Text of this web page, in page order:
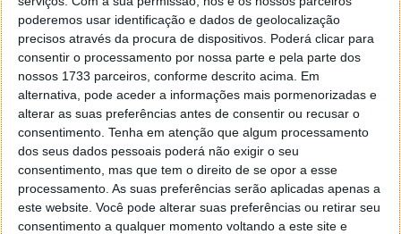
poderemos usar identificação e dados de geolocalização
precisos através da procura de dispositivos. Poderá clicar para
consentir o processamento por nossa parte e pela parte dos
nossos 1733 parceiros, conforme descrito acima. Em
alternativa, pode aceder a informações mais pormenorizadas e
alterar as suas preferências antes de consentir ou recusar o
consentimento. Tenha em atenção que algum processamento
dos seus dados pessoais poderá não exigir o seu
consentimento, mas que tem o direito de se opor a esse
processamento. As suas preferências serão aplicadas apenas a
este website. Você pode alterar suas preferências ou retirar seu
consentimento a qualquer momento voltando a este site e
com o desktop, o mail, redes sociais e funções
multimédia. Ficamos a saber que podemos
desenvolver uma webpage dentro do espaço
disponibilizado, e até streaming podemos agregar
através de serviços de terceiros, mas que envolvem o
Dropbox.
São razões suficientes para, além do
armazenamento, usarmos o Dropbox, e darmos asas
à imaginação, criando cenários de trabalho e lazer,
em qualquer lado, com o Nokia N900.